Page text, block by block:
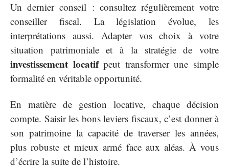
Un dernier conseil : consultez régulièrement votre
conseiller fiscal. La législation évolue, les
interprétations aussi. Adapter vos choix à votre
situation patrimoniale et à la stratégie de votre
investissement locatifpeut transformer une simple
formalité en véritable opportunité.
En matière de gestion locative, chaque décision
compte. Saisir les bons leviers fiscaux, c’est donner à
son patrimoine la capacité de traverser les années,
plus robuste et mieux armé face aux aléas. À vous
d’écrire la suite de l’histoire.